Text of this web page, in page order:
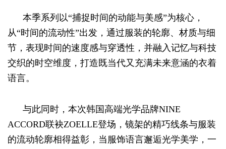
本季系列以“捕捉时间的动能与美感”为核心，
从“时间的流动性”出发，通过服装的轮廓、材质与细
节，表现时间的速度感与穿透性，并融入记忆与科技
交织的时空维度，打造既当代又充满未来意涵的衣着
语言。
与此同时，本次韩国高端光学品牌NINE
ACCORD联袂ZOELLE登场，镜架的精巧线条与服装
的流动轮廓相得益彰，当服饰语言邂逅光学美学，一